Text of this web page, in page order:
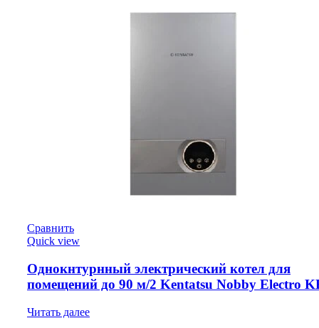
Сравнить
Quick view
Однокнтурнный электрический котел для
помещений до 90 м/2 Kentatsu Nobby Electro
Читать далее